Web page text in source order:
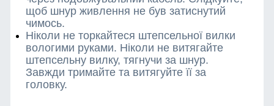
щоб шнур живлення не був затиснутий
чимось.
Ніколи не торкайтеся штепсельної вилки
вологими руками. Ніколи не витягайте
штепсельну вилку, тягнучи за шнур.
Завжди тримайте та витягуйте її за
головку.